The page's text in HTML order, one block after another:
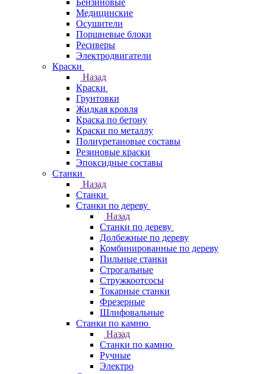
Бензиновые
Медицинские
Осушители
Поршневые блоки
Ресиверы
Электродвигатели
Краски
Назад
Краски
Грунтовки
Жидкая кровля
Краска по бетону
Краски по металлу
Полиуретановые составы
Резиновые краски
Эпоксидные составы
Станки
Назад
Станки
Станки по дереву
Назад
Станки по дереву
Долбежные по дереву
Комбинированные по дереву
Пильные станки
Строгальные
Стружкоотсосы
Токарные станки
Фрезерные
Шлифовальные
Станки по камню
Назад
Станки по камню
Ручные
Электро